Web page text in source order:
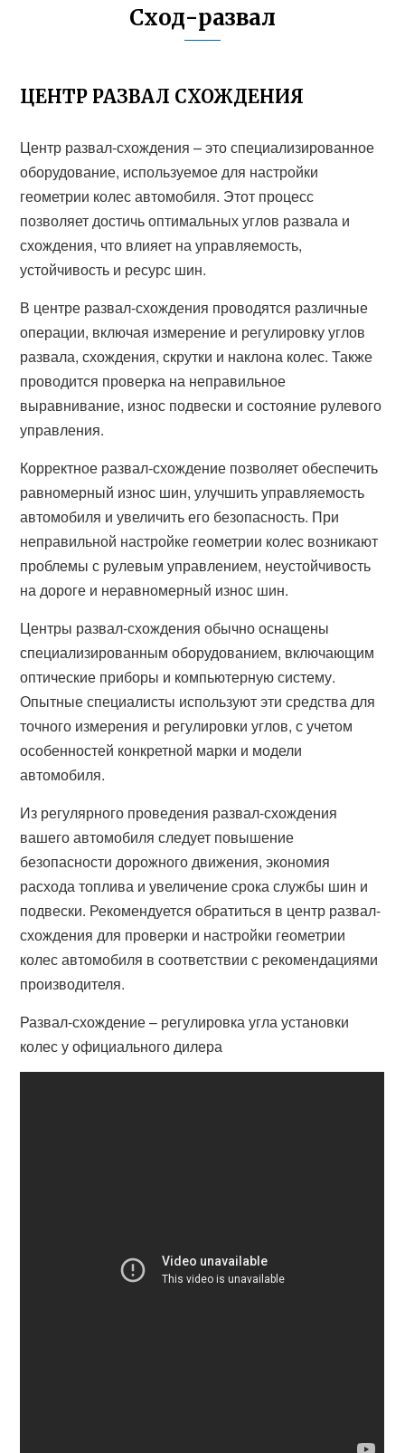
Сход-развал
ЦЕНТР РАЗВАЛ СХОЖДЕНИЯ
Центр развал-схождения – это специализированное
оборудование, используемое для настройки
геометрии колес автомобиля. Этот процесс
позволяет достичь оптимальных углов развала и
схождения, что влияет на управляемость,
устойчивость и ресурс шин.
В центре развал-схождения проводятся различные
операции, включая измерение и регулировку углов
развала, схождения, скрутки и наклона колес. Также
проводится проверка на неправильное
выравнивание, износ подвески и состояние рулевого
управления.
Корректное развал-схождение позволяет обеспечить
равномерный износ шин, улучшить управляемость
автомобиля и увеличить его безопасность. При
неправильной настройке геометрии колес возникают
проблемы с рулевым управлением, неустойчивость
на дороге и неравномерный износ шин.
Центры развал-схождения обычно оснащены
специализированным оборудованием, включающим
оптические приборы и компьютерную систему.
Опытные специалисты используют эти средства для
точного измерения и регулировки углов, с учетом
особенностей конкретной марки и модели
автомобиля.
Из регулярного проведения развал-схождения
вашего автомобиля следует повышение
безопасности дорожного движения, экономия
расхода топлива и увеличение срока службы шин и
подвески. Рекомендуется обратиться в центр развал-
схождения для проверки и настройки геометрии
колес автомобиля в соответствии с рекомендациями
производителя.
Развал-схождение – регулировка угла установки
колес у официального дилера